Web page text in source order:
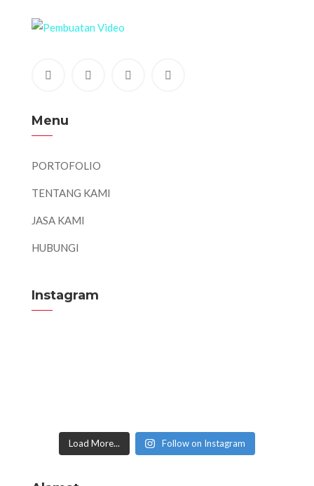
Menu
PORTOFOLIO
TENTANG KAMI
JASA KAMI
HUBUNGI
Instagram
Load More... Follow on Instagram